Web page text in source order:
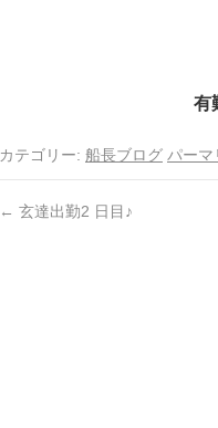
有
カテゴリー: 船長ブログ パーマ
← 玄達出勤2 日目♪